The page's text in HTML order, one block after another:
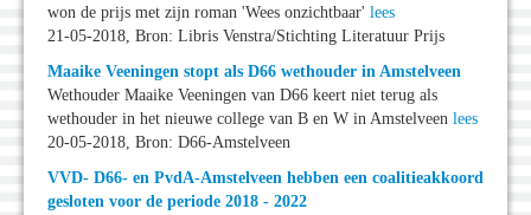
won de prijs met zijn roman 'Wees onzichtbaar' lees
21-05-2018, Bron: Libris Venstra/Stichting Literatuur Prijs
Maaike Veeningen stopt als D66 wethouder in Amstelveen
Wethouder Maaike Veeningen van D66 keert niet terug als
wethouder in het nieuwe college van B en W in Amstelveen lees
20-05-2018, Bron: D66-Amstelveen
VVD- D66- en PvdA-Amstelveen hebben een coalitieakkoord
gesloten voor de periode 2018 - 2022